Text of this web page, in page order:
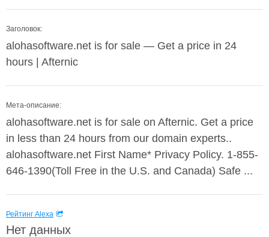
Заголовок:
alohasoftware.net is for sale — Get a price in 24
hours | Afternic
Мета-описание:
alohasoftware.net is for sale on Afternic. Get a price
in less than 24 hours from our domain experts..
alohasoftware.net First Name* Privacy Policy. 1-855-
646-1390(Toll Free in the U.S. and Canada) Safe ...
Рейтинг Alexa
Нет данных